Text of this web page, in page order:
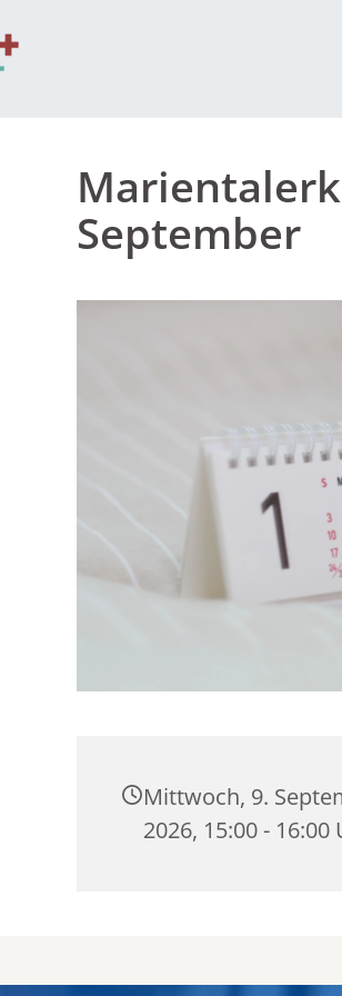
September
Mittwoch, 9.
2026, 15:00 - 16:00